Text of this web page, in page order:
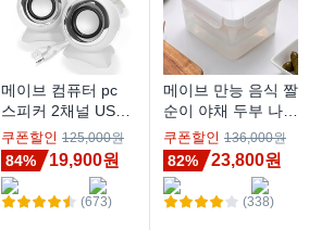
메이브 컴퓨터 pc
스피커 2채널 USB
게이밍 유선 M10,
화이트실버
쿠폰할인 125,000원
84% 19,900원
(673)
메이브 만능 음식 짤
순이 야채 두부 나물
가정용 탈수기 유청
분리기 M50, 1개
쿠폰할인 136,000원
82% 23,800원
(338)